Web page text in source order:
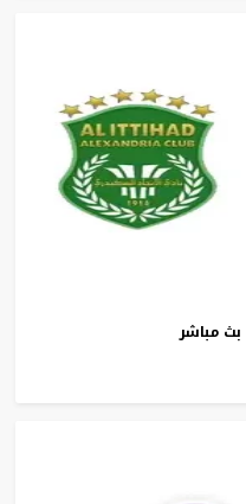
بث مباشر